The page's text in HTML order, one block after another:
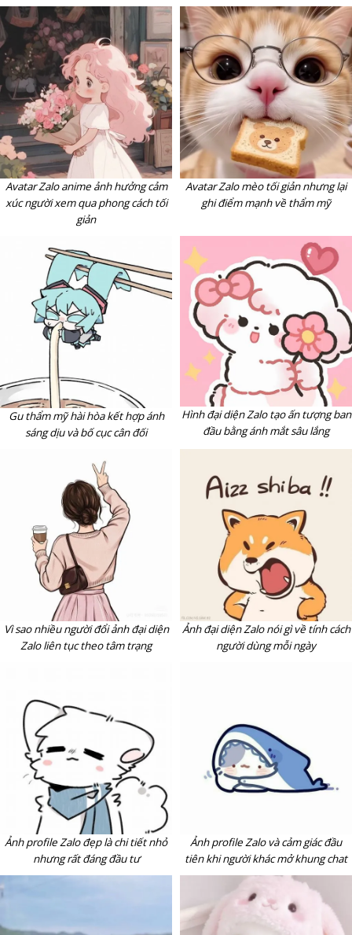
Avatar Zalo anime ảnh hưởng cảm
xúc người xem qua phong cách tối
giản
Avatar Zalo mèo tối giản nhưng lại
ghi điểm mạnh về thẩm mỹ
Gu thẩm mỹ hài hòa kết hợp ánh
sáng dịu và bố cục cân đối
Hình đại diện Zalo tạo ấn tượng ban
đầu bằng ánh mắt sâu lắng
Vì sao nhiều người đổi ảnh đại diện
Zalo liên tục theo tâm trạng
Ảnh đại diện Zalo nói gì về tính cách
người dùng mỗi ngày
Ảnh profile Zalo đẹp là chi tiết nhỏ
nhưng rất đáng đầu tư
Ảnh profile Zalo và cảm giác đầu
tiên khi người khác mở khung chat